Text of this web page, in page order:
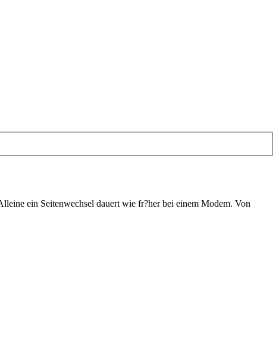
ein Seitenwechsel dauert wie fr?her bei einem Modem. Von